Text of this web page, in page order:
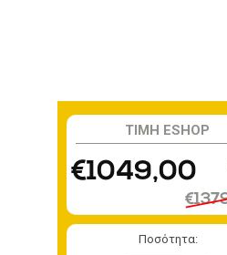
TIMH ESHOP
€1049,00
Ποσότητα: